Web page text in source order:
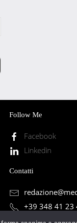
Follow Me
Facebook
Linkedin
Contatti
+39 348 41 23